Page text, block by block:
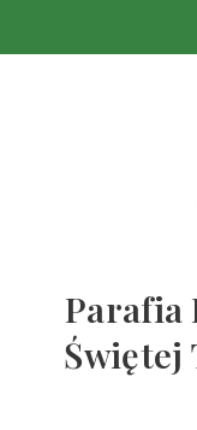
Parafia
Świętej